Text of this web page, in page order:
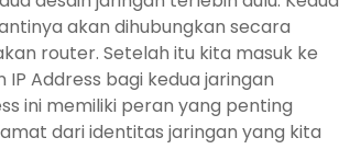
akan dihubungkan secara
router. Setelah itu kita masuk ke
Address bagi kedua jaringan
ini memiliki peran yang penting
dari identitas jaringan yang kita